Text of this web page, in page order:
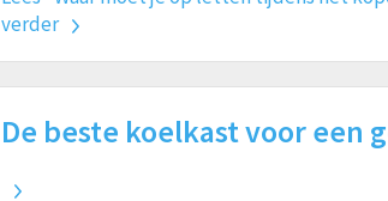
verder
De beste koelkast voor een